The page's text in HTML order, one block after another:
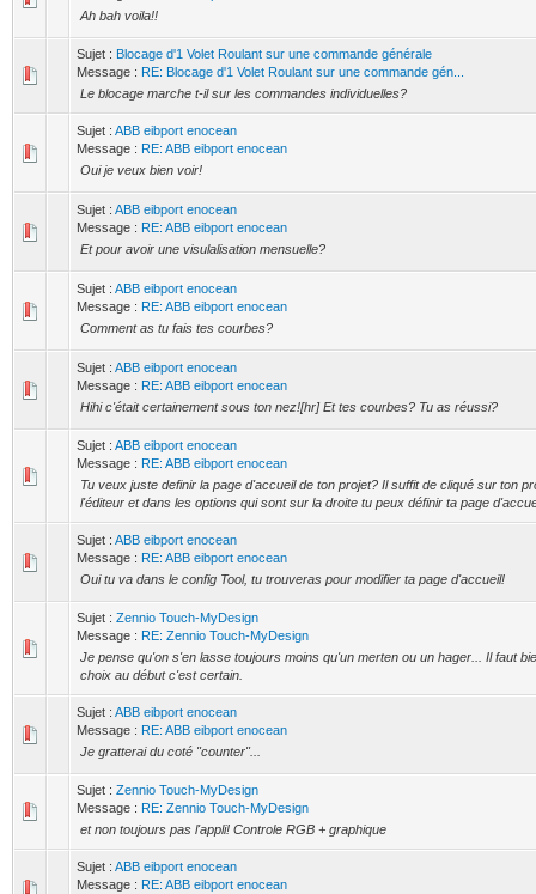
Ah bah voila!!
Sujet : Blocage d'1 Volet Roulant sur une commande générale
Message : RE: Blocage d'1 Volet Roulant sur une commande gén...
Le blocage marche t-il sur les commandes individuelles?
Sujet : ABB eibport enocean
Message : RE: ABB eibport enocean
Oui je veux bien voir!
Sujet : ABB eibport enocean
Message : RE: ABB eibport enocean
Et pour avoir une visulalisation mensuelle?
Sujet : ABB eibport enocean
Message : RE: ABB eibport enocean
Comment as tu fais tes courbes?
Sujet : ABB eibport enocean
Message : RE: ABB eibport enocean
Hihi c'était certainement sous ton nez![hr] Et tes courbes? Tu as réussi?
Sujet : ABB eibport enocean
Message : RE: ABB eibport enocean
Tu veux juste definir la page d'accueil de ton projet? Il suffit de cliqué sur ton
l'éditeur et dans les options qui sont sur la droite tu peux définir ta page
Sujet : ABB eibport enocean
Message : RE: ABB eibport enocean
Oui tu va dans le config Tool, tu trouveras pour modifier ta page d'accueil!
Sujet : Zennio Touch-MyDesign
Message : RE: Zennio Touch-MyDesign
Je pense qu'on s'en lasse toujours moins qu'un merten ou un hager... Il faut
choix au début c'est certain.
Sujet : ABB eibport enocean
Message : RE: ABB eibport enocean
Je gratterai du coté "counter"...
Sujet : Zennio Touch-MyDesign
Message : RE: Zennio Touch-MyDesign
et non toujours pas l'appli! Controle RGB + graphique
Sujet : ABB eibport enocean
Message : RE: ABB eibport enocean